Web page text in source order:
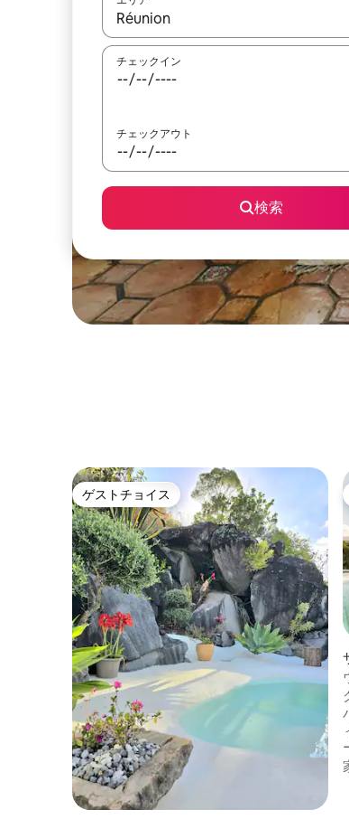
検索結果が表示されたら、上下の矢印
チェックイン
チェックアウト
検索
ゲストチョイス
ゲストチョイス